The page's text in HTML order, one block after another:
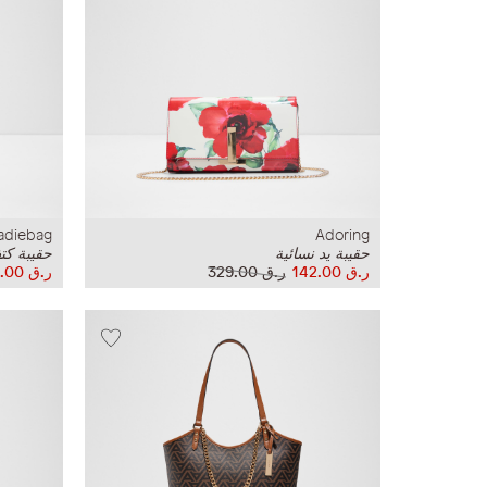
Adoring
حقيبة يد نسائية
ر.ق‏ 329.00
ر.ق‏ 142.00
حقيبة
ر.ق‏ 262.00